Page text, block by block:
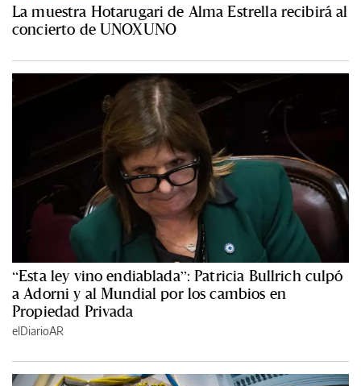
La muestra Hotarugari de Alma Estrella recibirá al
concierto de UNOXUNO
“Esta ley vino endiablada”: Patricia Bullrich culpó
a Adorni y al Mundial por los cambios en
Propiedad Privada
elDiarioAR